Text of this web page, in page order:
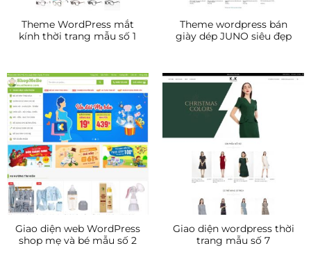
Theme WordPress mắt
kính thời trang mẫu số 1
Theme wordpress bán
giày dép JUNO siêu đẹp
Giao diện web WordPress
shop mẹ và bé mẫu số 2
Giao diện wordpress thời
trang mẫu số 7